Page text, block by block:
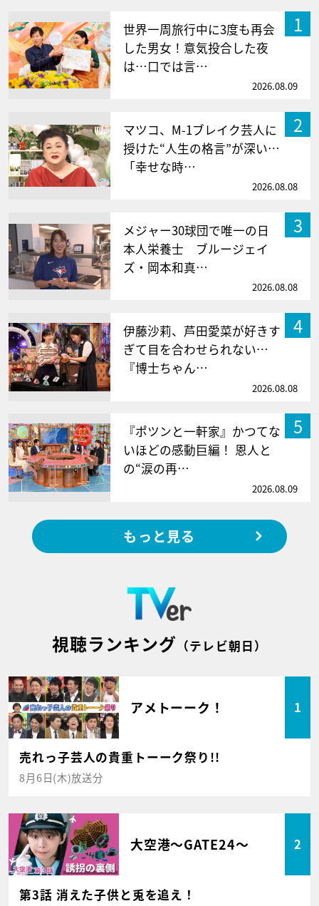
1
世界一周旅行中に3度も再会
した男女！意気投合した夜
は…口では言…
2026.08.09
2
マツコ、M-1ブレイク芸人に
授けた“人生の格言”が深い…
「幸せな時…
2026.08.08
3
メジャー30球団で唯一の日
本人栄養士 ブルージェイ
ズ・岡本和真…
2026.08.08
4
伊藤沙莉、芦田愛菜が好きす
ぎて目を合わせられない…
『博士ちゃん…
2026.08.08
5
『ポツンと一軒家』かつてな
いほどの感動巨編！ 恩人と
の“涙の再…
2026.08.09
もっと見る
視聴ランキング （テレビ朝日）
アメトーーク！ 1
売れっ子芸人の貴重トーーク祭り!!
8月6日(木)放送分
大空港～GATE24～ 2
第3話 消えた子供と兎を追え！